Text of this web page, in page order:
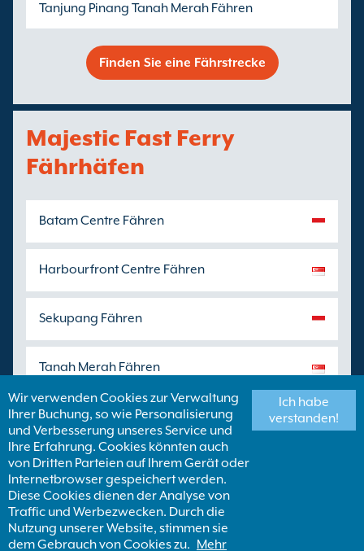
Tanjung Pinang Tanah Merah Fähren
Finden Sie eine Fährstrecke
Majestic Fast Ferry
Fährhäfen
Batam Centre Fähren
Harbourfront Centre Fähren
Sekupang Fähren
Tanah Merah Fähren
Tanjung Balai Fähren
Tanjung Pinang Fähren
Finden Sie einen Fährhafen
Wir verwenden Cookies zur Verwaltung
Ihrer Buchung, so wie Personalisierung
und Verbesserung unseres Service und
Ihre Erfahrung. Cookies könnten auch
von Dritten Parteien auf Ihrem Gerät oder
Internetbrowser gespeichert werden.
Diese Cookies dienen der Analyse von
Traffic und Werbezwecken. Durch die
Nutzung unserer Website, stimmen sie
dem Gebrauch von Cookies zu. Mehr
Ich habe
verstanden!